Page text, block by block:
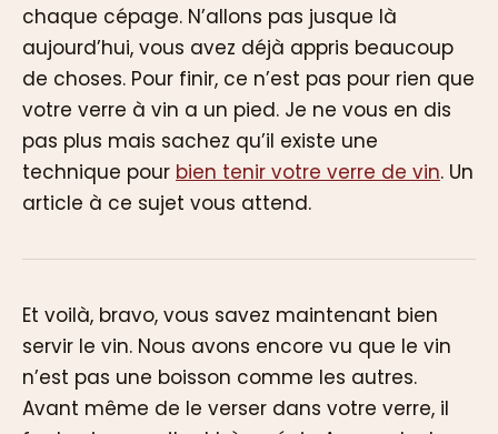
chaque cépage. N’allons pas jusque là
aujourd’hui, vous avez déjà appris beaucoup
de choses. Pour finir, ce n’est pas pour rien que
votre verre à vin a un pied. Je ne vous en dis
pas plus mais sachez qu’il existe une
technique pour bien tenir votre verre de vin. Un
article à ce sujet vous attend.
Et voilà, bravo, vous savez maintenant bien
servir le vin. Nous avons encore vu que le vin
n’est pas une boisson comme les autres.
Avant même de le verser dans votre verre, il